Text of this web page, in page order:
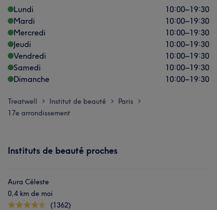
Lundi
10:00–19:30
Mardi
10:00–19:30
Mercredi
10:00–19:30
Jeudi
10:00–19:30
Vendredi
10:00–19:30
Samedi
10:00–19:30
Dimanche
10:00–19:30
Treatwell > Institut de beauté > Paris >
17e arrondissement
Instituts de beauté proches
Aura Céleste
0,4 km de moi
(1362)